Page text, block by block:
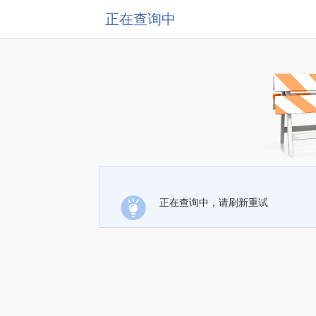
正在查询中
正在查询中，请刷新重试